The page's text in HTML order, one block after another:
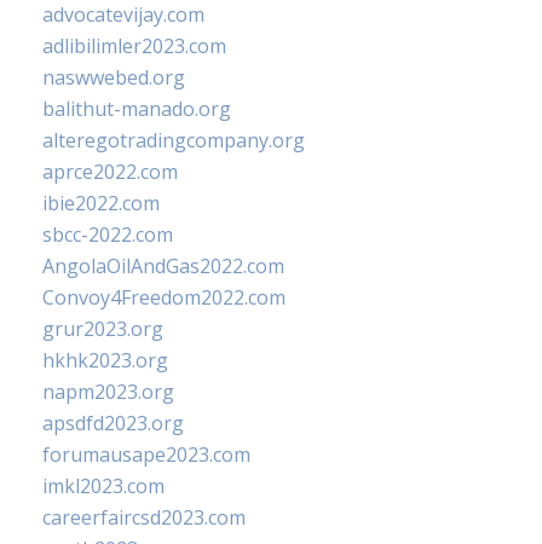
advocatevijay.com
adlibilimler2023.com
naswwebed.org
balithut-manado.org
alteregotradingcompany.org
aprce2022.com
ibie2022.com
sbcc-2022.com
AngolaOilAndGas2022.com
Convoy4Freedom2022.com
grur2023.org
hkhk2023.org
napm2023.org
apsdfd2023.org
forumausape2023.com
imkl2023.com
careerfaircsd2023.com